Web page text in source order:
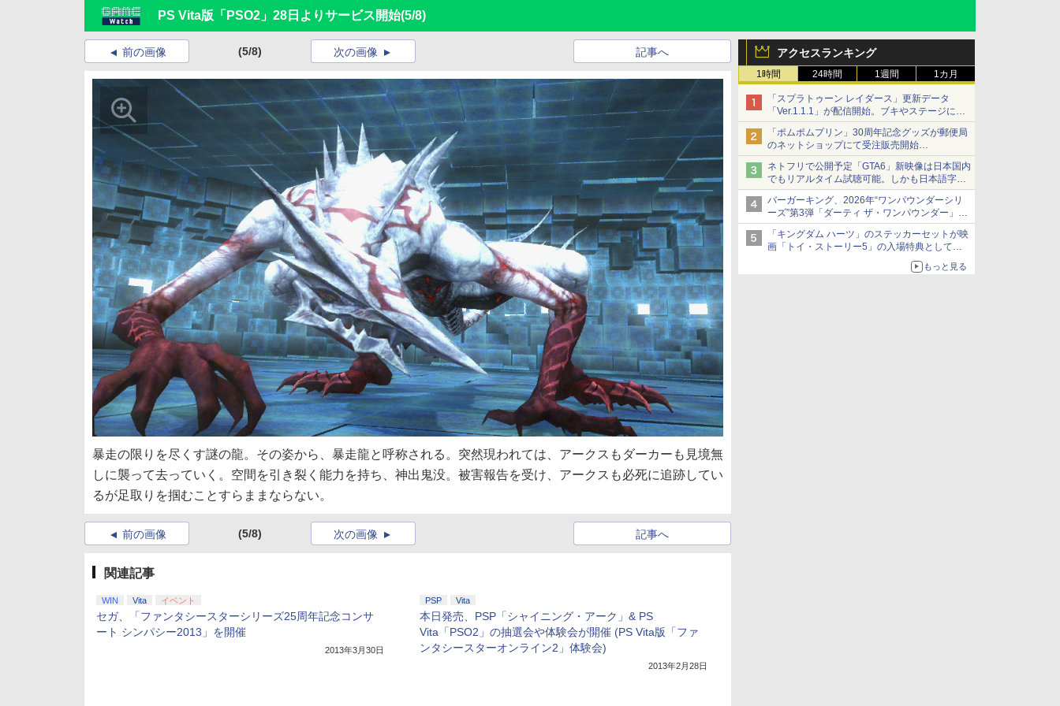
PS Vita版「PSO2」28日よりサービス開始(5/8)
アクセスランキング
1時間 24時間 1週間 1カ月
「スプラトゥーン レイダース」更新データ
「Ver.1.1.1」が配信開始。ブキやステージに関
する不具合を修正
「ポムポムプリン」30周年記念グッズが郵便局
のネットショップにて受注販売開始
「おもちもちもちクッション」など今年だけの
限定商品が登場
ネトフリで公開予定「GTA6」新映像は日本国内
でもリアルタイム試聴可能。しかも日本語字幕
付き
Netflixから公式回答あり
バーガーキング、2026年“ワンパウンダーシリ
ーズ”第3弾「ダーティ ザ・ワンパウンダー」を
8月7日発売
「特製ガーリックマヨソース」を使用した超大
型チーズバーガー
「キングダム ハーツ」のステッカーセットが映
画「トイ・ストーリー5」の入場特典として配
本日8月7日より先着・数量限定で配布
もっと見る
前の画像 (5/8) 記事へ
次の画像
暴走の限りを尽くす謎の龍。その姿から、暴走龍と呼称される。突然現われては、アークスもダーカーも見境無
しに襲って去っていく。空間を引き裂く能力を持ち、神出鬼没。被害報告を受け、アークスも必死に追跡してい
るが足取りを掴むことすらままならない。
前の画像 (5/8) 記事へ
次の画像
関連記事
WIN Vita イベント
セガ、「ファンタシースターシリーズ25周年記念コンサ
ート シンパシー2013」を開催
2013年3月30日
PSP Vita
本日発売、PSP「シャイニング・アーク」& PS
Vita「PSO2」の抽選会や体験会が開催 (PS Vita版「ファ
ンタシースターオンライン2」体験会)
2013年2月28日